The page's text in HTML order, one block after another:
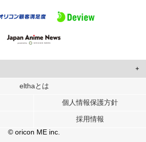
用して、ユーザーに合わせたコンテンツや広告の
解析の各パートナーに提供しています。
ービスを使用したときに収集した他の情報を組み
elthaとは
個人情報保護方針
採用情報
© oricon ME inc.